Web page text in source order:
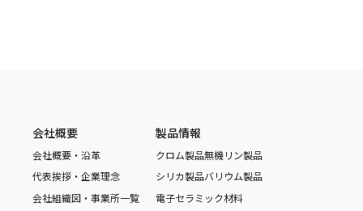
会社概要
会社概要・沿革
代表挨拶・企業理念
会社組織図・事業所一覧
製品情報
クロム製品無機リン製品
シリカ製品バリウム製品
電子セラミック材料